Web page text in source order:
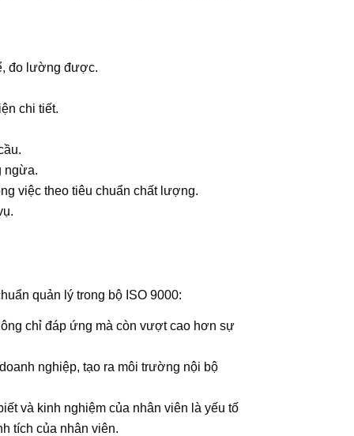
đo lường được.
chi tiết.
ngừa.
việc theo tiêu chuẩn chất lượng.
quản lý trong bộ ISO 9000:
chỉ đáp ứng mà còn vượt cao hơn sự
nghiệp, tạo ra môi trường nội bộ
và kinh nghiệm của nhân viên là yếu tố
tích của nhân viên.